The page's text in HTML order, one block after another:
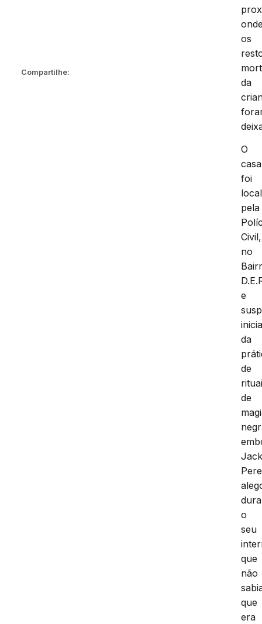
Compartilhe:
os
da
O
foi
pela
Civil,
no
e
da
de
de
o
seu
que
não
que
era